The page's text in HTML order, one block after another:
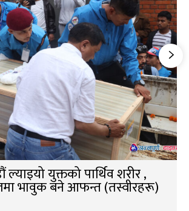
ल्याइयो युक्तको पार्थिव शरीर ,
भावुक बने आफन्त (तस्वीरहरू)